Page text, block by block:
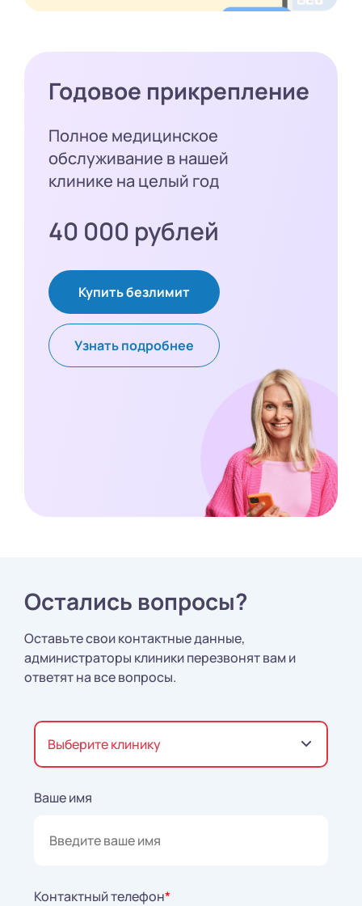
Годовое прикрепление
Полное медицинское
обслуживание в нашей
клинике на целый год
40 000 рублей
Купить безлимит
Узнать подробнее
Остались вопросы?
Оставьте свои контактные данные,
администраторы клиники перезвонят вам и
ответят на все вопросы.
Выберите клинику
Ваше имя
Контактный телефон*